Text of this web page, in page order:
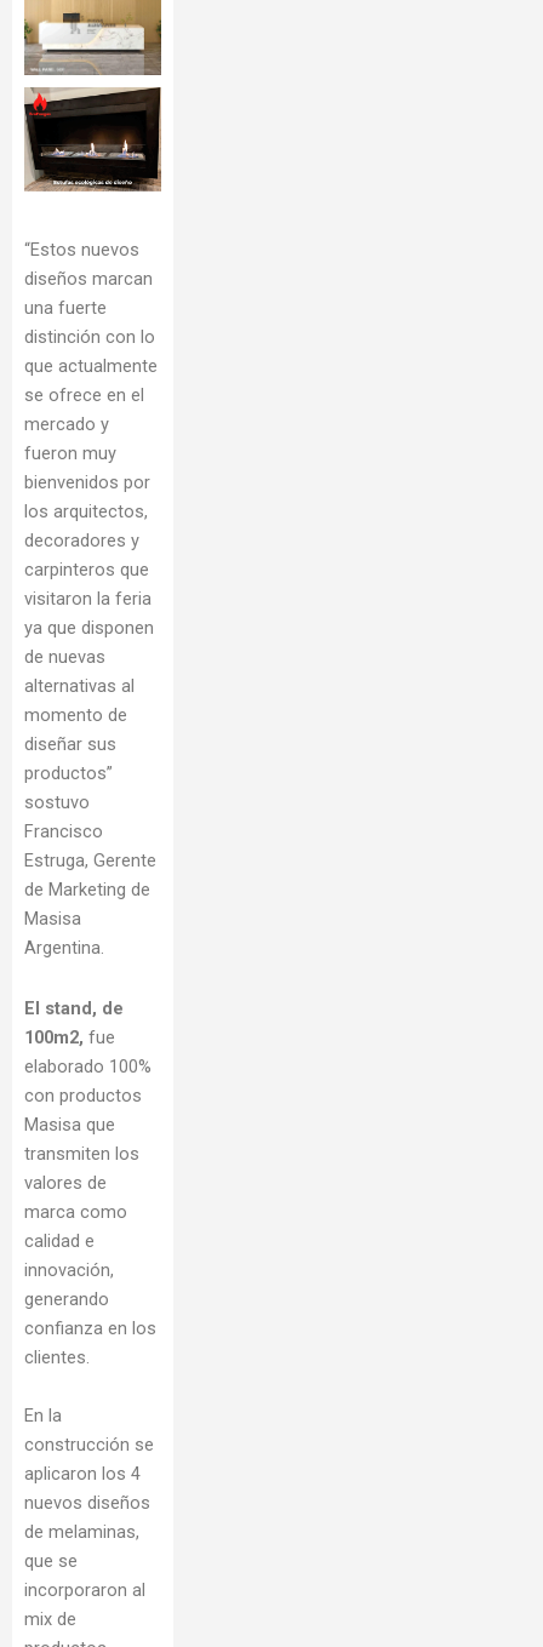
“Estos nuevos
diseños marcan
una fuerte
distinción con lo
que actualmente
se ofrece en el
mercado y
fueron muy
bienvenidos por
los arquitectos,
decoradores y
carpinteros que
visitaron la feria
ya que disponen
de nuevas
alternativas al
momento de
diseñar sus
productos”
sostuvo
Francisco
Estruga, Gerente
de Marketing de
Masisa
Argentina.
El stand, de
100m2, fue
elaborado 100%
con productos
Masisa que
transmiten los
valores de
marca como
calidad e
innovación,
generando
confianza en los
clientes.
En la
construcción se
aplicaron los 4
nuevos diseños
de melaminas,
que se
incorporaron al
mix de